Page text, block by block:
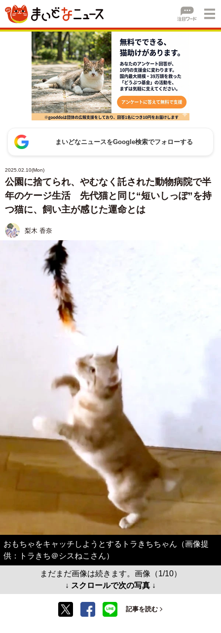
まいどなニュースをGoogle検索でフォローする
2025.02.10(Mon)
公園に捨てられ、やむなく託された動物病院で半
年のケージ生活 先代猫と同じ“短いしっぽ”を持
つ猫に、飼い主が感じた運命とは
梨木 香奈
おもちゃをキャッチしようとするトラきちちゃん（画像提
供：トラきち＠シスねこさん）
まだまだ画像は続きます。画像（1/10）
↓ スクロールで次の写真 ↓
記事を読む